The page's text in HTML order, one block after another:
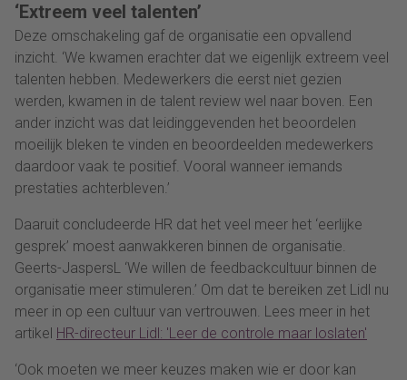
‘Extreem veel talenten’
Deze omschakeling gaf de organisatie een opvallend
inzicht. ‘We kwamen erachter dat we eigenlijk extreem veel
talenten hebben. Medewerkers die eerst niet gezien
werden, kwamen in de talent review wel naar boven. Een
ander inzicht was dat leidinggevenden het beoordelen
moeilijk bleken te vinden en beoordeelden medewerkers
daardoor vaak te positief. Vooral wanneer iemands
prestaties achterbleven.’
Daaruit concludeerde HR dat het veel meer het ‘eerlijke
gesprek’ moest aanwakkeren binnen de organisatie.
Geerts-JaspersL ‘We willen de feedbackcultuur binnen de
organisatie meer stimuleren.’ Om dat te bereiken zet Lidl nu
meer in op een cultuur van vertrouwen. Lees meer in het
artikel HR-directeur Lidl: 'Leer de controle maar loslaten'
‘Ook moeten we meer keuzes maken wie er door kan